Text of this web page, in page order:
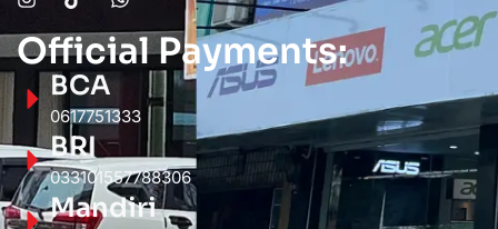
Official Payments:
BCA
0617751333
BRI
033101557788306
Mandiri